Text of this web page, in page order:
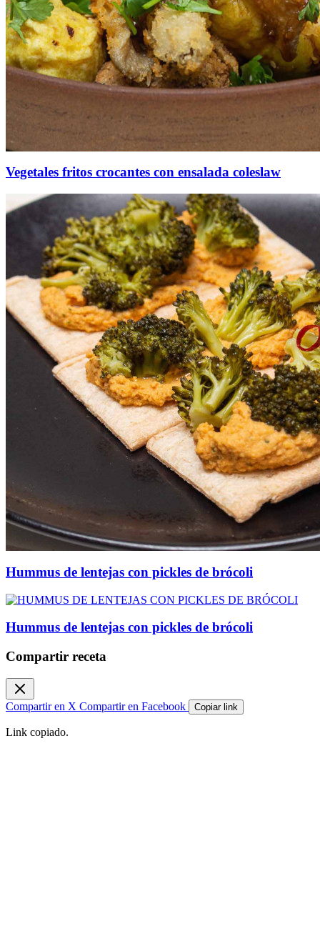
Vegetales fritos crocantes con ensalada coleslaw
Hummus de lentejas con pickles de brócoli
Hummus de lentejas con pickles de brócoli
Compartir receta
Compartir en X Compartir en Facebook Copiar link
Link copiado.